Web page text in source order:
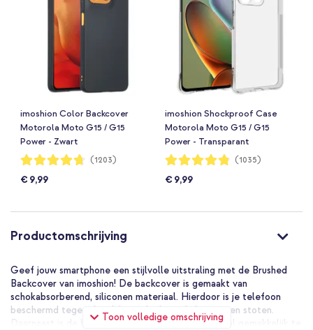
imoshion Color Backcover
Motorola Moto G15 / G15
Power - Zwart
Waardering:
94%
(1203)
€ 9,99
imoshion Shockproof Case
Motorola Moto G15 / G15
Power - Transparant
Waardering:
96%
(1035)
€ 9,99
Productomschrijving
Toon volledige omschrijving
Geef jouw smartphone een stijlvolle uitstraling met de Brushed
Backcover van imoshion! De backcover is gemaakt van
schokabsorberend, siliconen materiaal. Hierdoor is je telefoon
beschermd tegen dagelijkse schade zoals krassen en stoten.
Daarnaast is de hoes dankzij het flexibele materiaal gemakkelijk te